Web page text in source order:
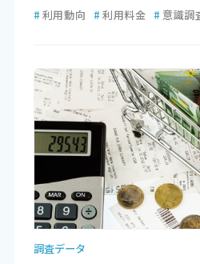
# 利用動向 # 利用料金 # 意識調
調査データ